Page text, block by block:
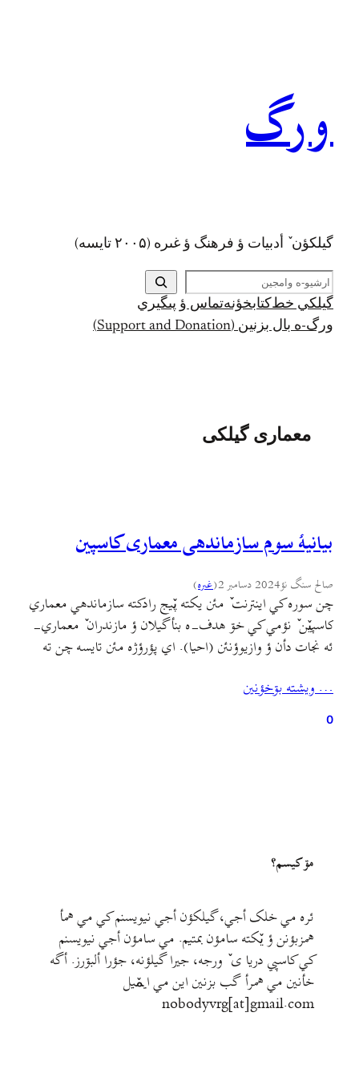
ورگ
گيلکؤن ٚ أدبیات ؤ فرهنگ ؤ غىره (۲۰۰۵ تايسه)
ج
س
ت
ج
گيلکي خط کتابخؤنهتماس ؤ پىگيري
ورگ-ه بال بزنين (Support and Donation)
معماری گیلکی
بیانیهٔ سوم سازماندهی معماری کاسپین
صالح سنگ نؤ2024 دسامبر 2 (غىره)
چن سوره کي اينترنت ٚ مئن یکته پٚيج رادکته سازماندهي معماري
کاسپيٚن ٚ نؤمي کي خۊ هدف-ه بنأ گيلان ؤ مازندران ٚ معماري-
ئه نجات دأن ؤ وازيوؤنئن (احیا). اي پؤرؤژه مئن تايسه چن ته
اۊن ٚ سۊيٚمي بيانيه-أ بنئم چۊن خئلي…
… ويشته بۊخؤنين
0
مۊ کيسم؟
ئره مي خلک أجي، گيلکؤن أجي نيويسنم کي مي همأ
همزبؤنن ؤ يٚکته سامؤن بمتيم. مي سامؤن أجي نيويسنم
کي کاسپي دريا ی ٚ ورجه، جيرا گيلؤنه، جؤرا ألبۊرز. أگه
خأنين مي همرأ گب بزنين اين مي ايمٚیل‌ ‌
nobodyvrg[at]gmail.com